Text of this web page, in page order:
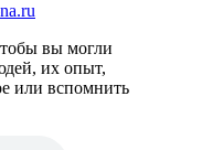
вы могли
их опыт,
или вспомнить